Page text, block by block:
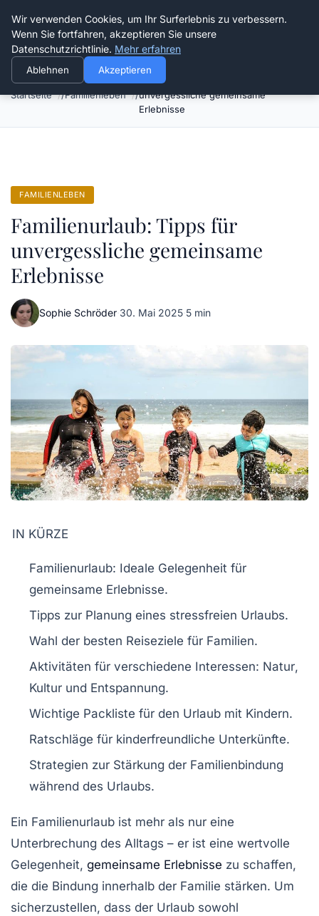
Verflixt-und-aufgetrennt.de
Startseite Familienleben
Familienurlaub: Tipps für
unvergessliche gemeinsame
Erlebnisse
FAMILIENLEBEN
Familienurlaub: Tipps für
unvergessliche gemeinsame
Erlebnisse
Sophie Schröder·30. Mai 2025·5 min
IN KÜRZE
Familienurlaub: Ideale Gelegenheit für
gemeinsame Erlebnisse.
Tipps zur Planung eines stressfreien Urlaubs.
Wahl der besten Reiseziele für Familien.
Aktivitäten für verschiedene Interessen: Natur,
Kultur und Entspannung.
Wichtige Packliste für den Urlaub mit Kindern.
Ratschläge für kinderfreundliche Unterkünfte.
Strategien zur Stärkung der Familienbindung
während des Urlaubs.
Ein Familienurlaub ist mehr als nur eine
Unterbrechung des Alltags – er ist eine wertvolle
Gelegenheit, gemeinsame Erlebnisse zu schaffen,
die die Bindung innerhalb der Familie stärken. Um
sicherzustellen, dass der Urlaub sowohl
Wir verwenden Cookies, um Ihr Surferlebnis zu verbessern.
Wenn Sie fortfahren, akzeptieren Sie unsere
Datenschutzrichtlinie. Mehr erfahren
Ablehnen Akzeptieren